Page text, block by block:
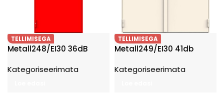
TELLIMISEGA
Metall248/EI30 36dB
Kategoriseerimata
TELLIMISEGA
Metall249/EI30 41db
Kategoriseerimata